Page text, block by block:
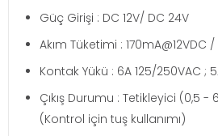
Güç Girişi : DC 12V/ DC 24V
Akım Tüketimi : 170mA@12VDC
Kontak Yükü : 6A 125/250VAC ;
Çıkış Durumu : Tetikleyici (0,5
(Kontrol için tuş kullanımı)